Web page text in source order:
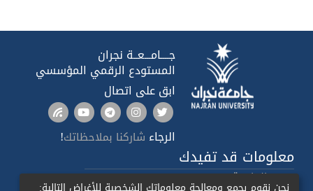
جــــامـــعــة نجران
المستودع الرقمي المؤسسي
ابق على اتصال
الرجاء شاركنا بملاحظاتك!
معلومات قد تفيدك
صدى الجامعة